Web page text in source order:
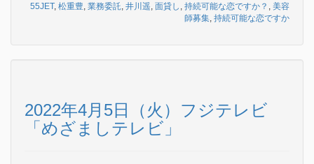
55JET, 松重豊 業務委託 井川遥 面貸し 持続可能な恋ですか？
美容
師募集 持続可能な恋ですか
2022年4月5日（火）フジテレビ
「めざましテレビ」